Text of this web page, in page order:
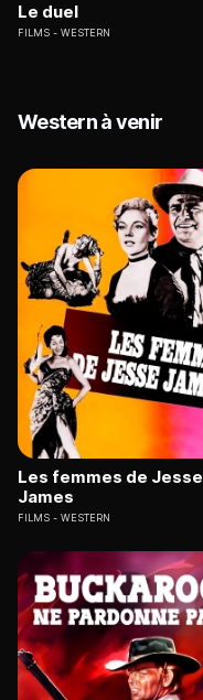
Le duel
FILMS WESTERN
Western à venir
Les femmes de Jesse
James
FILMS WESTERN